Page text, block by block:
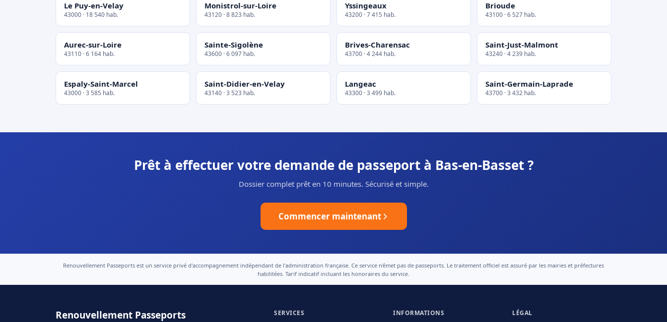
Le Puy-en-Velay
43000 · 18 540 hab.
Monistrol-sur-Loire
43120 · 8 823 hab.
Yssingeaux
43200 · 7 415 hab.
Brioude
43100 · 6 527 hab.
Aurec-sur-Loire
43110 · 6 164 hab.
Sainte-Sigolène
43600 · 6 097 hab.
Brives-Charensac
43700 · 4 244 hab.
Saint-Just-Malmont
43240 · 4 239 hab.
Espaly-Saint-Marcel
43000 · 3 585 hab.
Saint-Didier-en-Velay
43140 · 3 523 hab.
Langeac
43300 · 3 499 hab.
Saint-Germain-Laprade
43700 · 3 432 hab.
Prêt à effectuer votre demande de passeport à Bas-en-Basset ?
Dossier complet prêt en 10 minutes. Sécurisé et simple.
Commencer maintenant
Renouvellement Passeports est un service privé d'accompagnement indépendant de l'administration française. Ce service n'émet pas de passeports. Le traitement officiel est assuré par les mairies et préfectures
habilitées. Tarif indicatif incluant les honoraires du service.
Renouvellement Passeports SERVICES INFORMATIONS LÉGAL